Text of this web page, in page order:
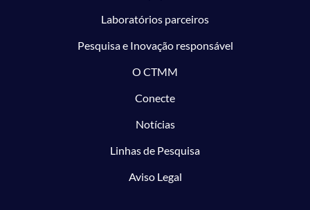
Laboratórios parceiros
Pesquisa e Inovação responsável
O CTMM
Conecte
Notícias
Linhas de Pesquisa
Aviso Legal